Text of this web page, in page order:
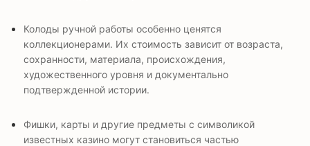
Колоды ручной работы особенно ценятся
коллекционерами. Их стоимость зависит от возраста,
сохранности, материала, происхождения,
художественного уровня и документально
подтвержденной истории.
Фишки, карты и другие предметы с символикой
известных казино могут становиться частью